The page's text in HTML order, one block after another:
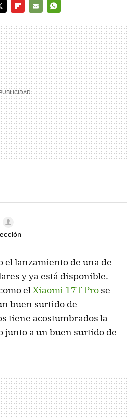
MAIL
el lanzamiento de una de
y ya está disponible.
elXiaomi 17T Pro se
buen surtido de
tiene acostumbrados la
junto a un buen surtido de